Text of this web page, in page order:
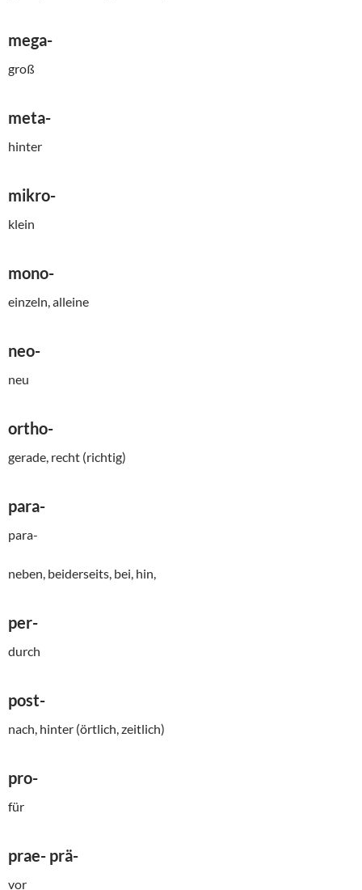
mega-
groß
meta-
hinter
mikro-
klein
mono-
einzeln, alleine
neo-
neu
ortho-
gerade, recht (richtig)
para-
para-
neben, beiderseits, bei, hin,
per-
durch
post-
nach, hinter (örtlich, zeitlich)
pro-
für
prae- prä-
vor